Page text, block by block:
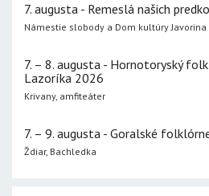
7. augusta - Remeslá našich
Námestie slobody a Dom kultúry Javorina
7. – 8. augusta - Hornotoryský
Lazoríka 2026
Krivany, amfiteáter
7. – 9. augusta - Goralské
Ždiar, Bachledka